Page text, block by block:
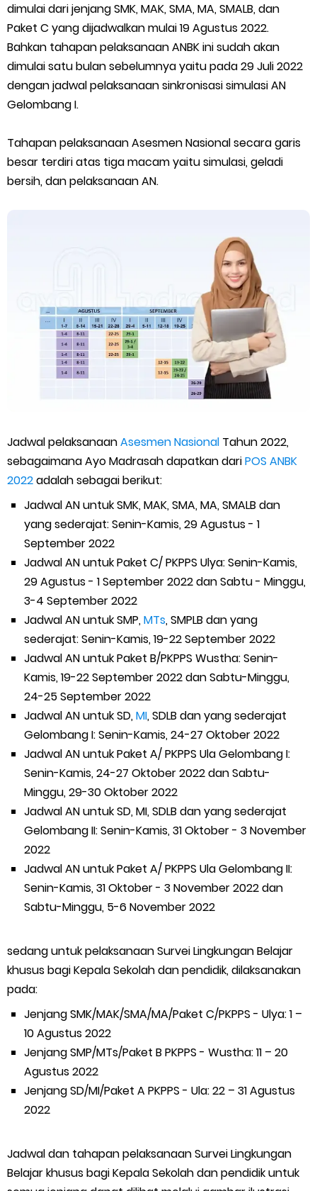
Solusi Agar Valid Rapor & Status Verval di PDUM Tercentang
TKA Susulan jenjang SD/MI dan SMP/MTs
Ajuan Tunjangan Insentif Guru dan Tenaga Kependidikan di
SEB Upacara Bendera di Sekolah dan Madrasah
Cara Install Aplikasi Exam Browser Client TKA 2026
Juknis Pembayaran TPG Guru Madrasah 2026
Pelatihan MOOC Pintar Kemenag Periode Maret 2026
Edaran Penyaluran BOP RA & BOS Madrasah Tahap I Tahun
Yang Dilakukan Proktor Sebelum Simulasi TKA
Juknis Pembelajaran pada Bulan Ramadan 2026
Cara Aktivasi PTK di EMIS GTK
Friday, 7 August
dimulai dari jenjang SMK, MAK, SMA, MA, SMALB, dan
Paket C yang dijadwalkan mulai 19 Agustus 2022.
Bahkan tahapan pelaksanaan ANBK ini sudah akan
dimulai satu bulan sebelumnya yaitu pada 29 Juli 2022
dengan jadwal pelaksanaan sinkronisasi simulasi AN
Gelombang I.
Tahapan pelaksanaan Asesmen Nasional secara garis
besar terdiri atas tiga macam yaitu simulasi, geladi
bersih, dan pelaksanaan AN.
Jadwal pelaksanaanAsesmen Nasional Tahun 2022,
sebagaimana Ayo Madrasah dapatkan dariPOS ANBK
2022adalah sebagai berikut:
Jadwal AN untuk SMK, MAK, SMA, MA, SMALB dan
yang sederajat: Senin-Kamis, 29 Agustus - 1
September 2022
Jadwal AN untuk Paket C/ PKPPS Ulya: Senin-Kamis,
29 Agustus - 1 September 2022 dan Sabtu - Minggu,
3-4 September 2022
Jadwal AN untuk SMP,MTs, SMPLB dan yang
sederajat: Senin-Kamis, 19-22 September 2022
Jadwal AN untuk Paket B/PKPPS Wustha: Senin-
Kamis, 19-22 September 2022 dan Sabtu-Minggu,
24-25 September 2022
Jadwal AN untuk SD,MI, SDLB dan yang sederajat
Gelombang I: Senin-Kamis, 24-27 Oktober 2022
Jadwal AN untuk Paket A/ PKPPS Ula Gelombang I:
Senin-Kamis, 24-27 Oktober 2022 dan Sabtu-
Minggu, 29-30 Oktober 2022
Jadwal AN untuk SD, MI, SDLB dan yang sederajat
Gelombang II: Senin-Kamis, 31 Oktober - 3 November
2022
Jadwal AN untuk Paket A/ PKPPS Ula Gelombang II:
Senin-Kamis, 31 Oktober - 3 November 2022 dan
Sabtu-Minggu, 5-6 November 2022
sedang untuk pelaksanaan Survei Lingkungan Belajar
khusus bagi Kepala Sekolah dan pendidik, dilaksanakan
pada:
Jenjang SMK/MAK/SMA/MA/Paket C/PKPPS - Ulya: 1 –
10 Agustus 2022
Jenjang SMP/MTs/Paket B PKPPS - Wustha: 11 – 20
Agustus 2022
Jenjang SD/MI/Paket A PKPPS - Ula: 22 – 31 Agustus
2022
Jadwal dan tahapan pelaksanaan Survei Lingkungan
Belajar khusus bagi Kepala Sekolah dan pendidik untuk